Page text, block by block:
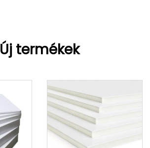
Új termékek